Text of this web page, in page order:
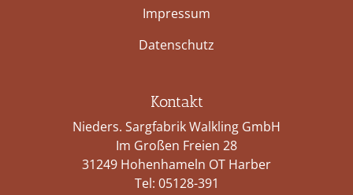
Impressum
Datenschutz
Kontakt
Nieders. Sargfabrik Walkling GmbH
Im Großen Freien 28
31249 Hohenhameln OT Harber
Tel: 05128-391